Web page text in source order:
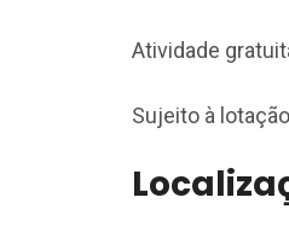
Atividade
Sujeito à lotação